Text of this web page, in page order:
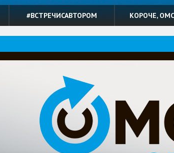
#ВСТРЕЧИСАВТОРОМ КОРОЧЕ,